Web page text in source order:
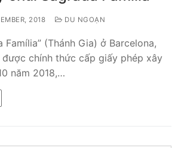
2018 DU NGOẠN
Família” (Thánh Gia) ở Barcelona,
được chính thức cấp giấy phép xây
năm 2018,…